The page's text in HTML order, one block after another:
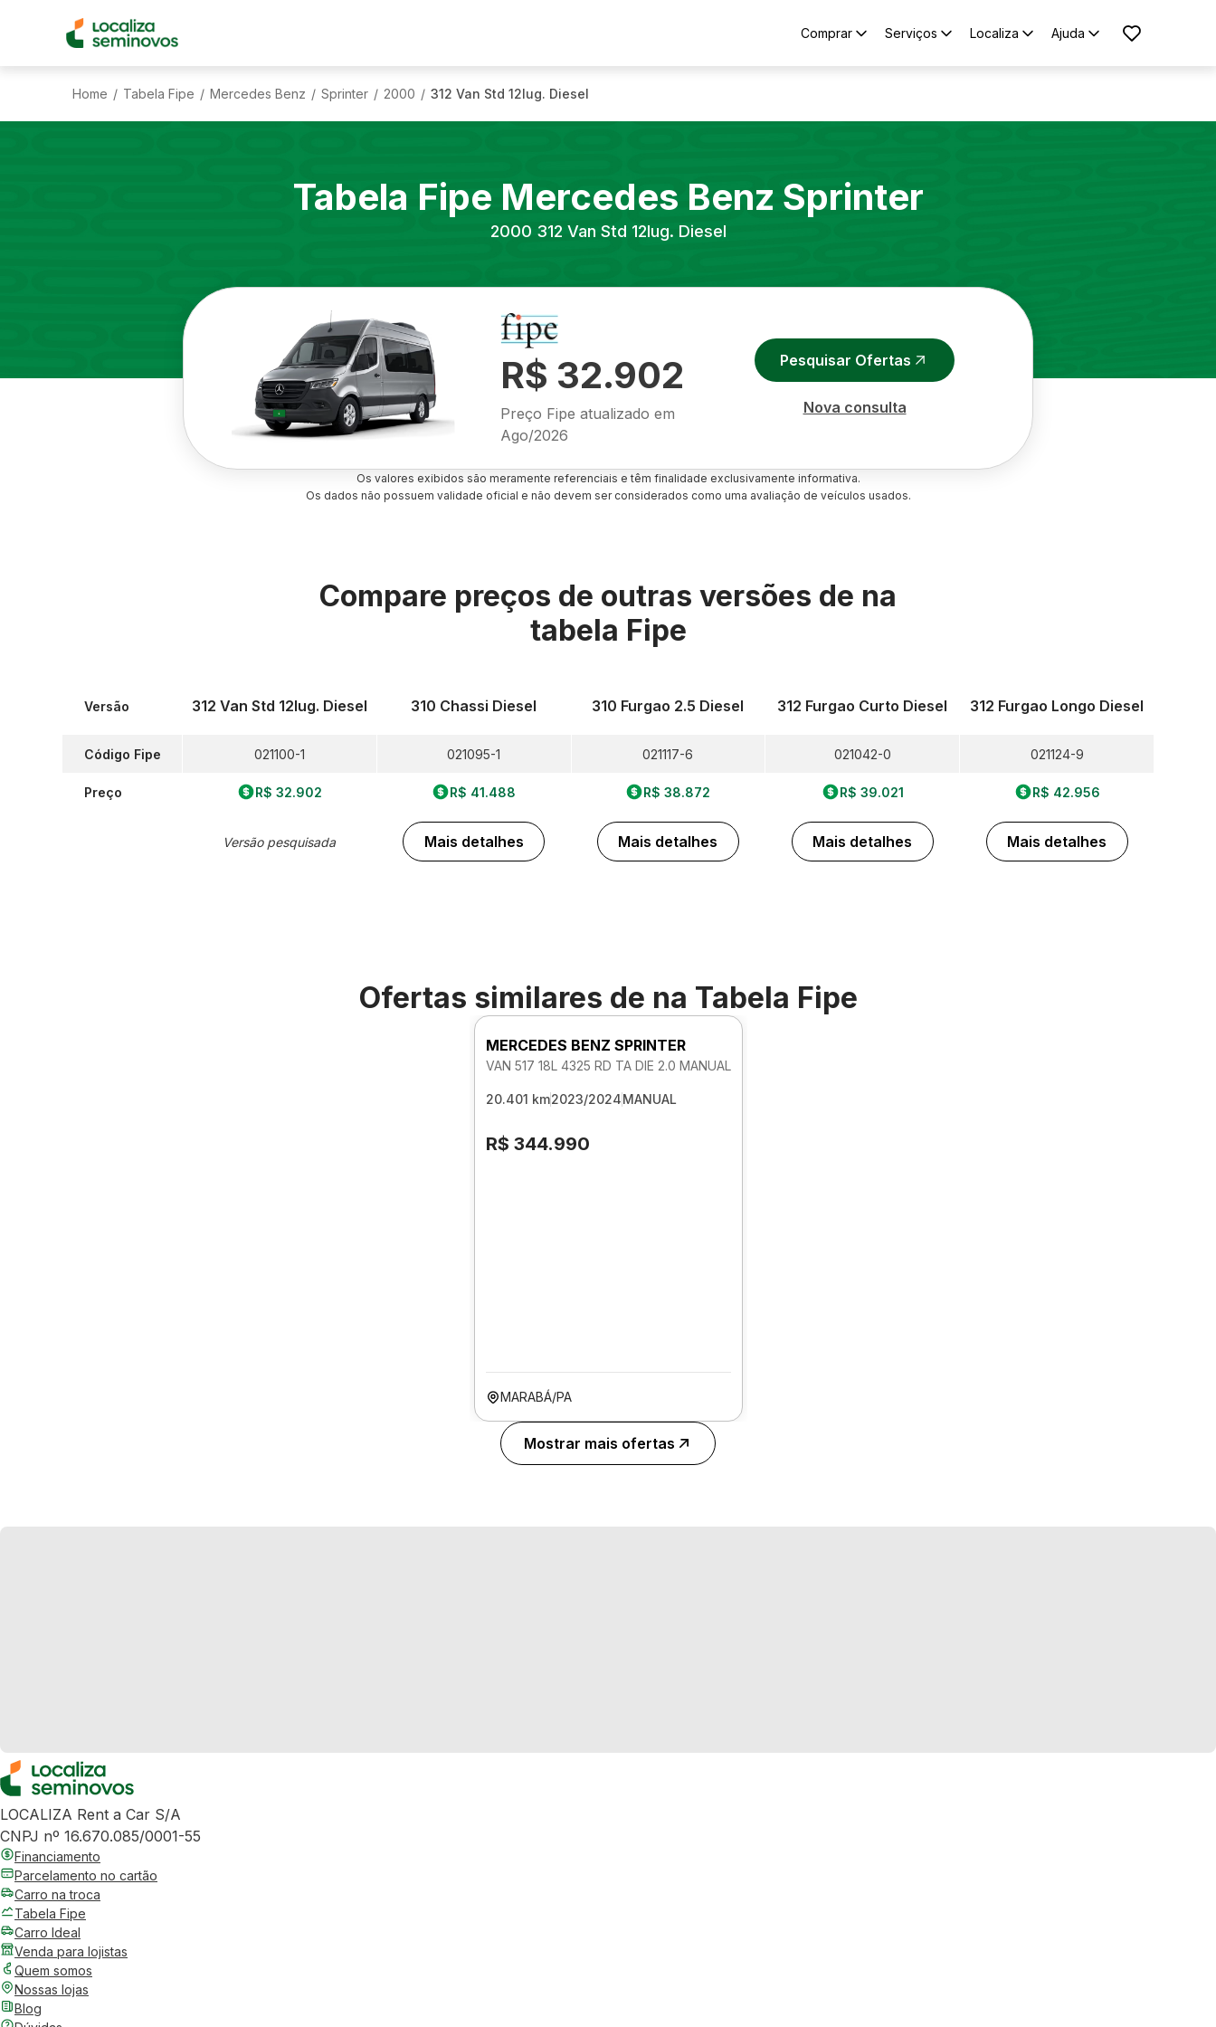
Comprar Serviços Localiza Ajuda
Home / Tabela Fipe / Mercedes Benz / Sprinter / 2000 / 312 Van Std 12lug. Diesel
Tabela Fipe Mercedes Benz Sprinter
2000 312 Van Std 12lug. Diesel
R$ 32.902
Preço Fipe atualizado em
Ago/2026
Pesquisar Ofertas
Nova consulta
Os valores exibidos são meramente referenciais e têm finalidade exclusivamente informativa.
Os dados não possuem validade oficial e não devem ser considerados como uma avaliação de veículos usados.
Compare preços de outras versões de na
tabela Fipe
Versão
Código Fipe
Preço
312 Van Std 12lug. Diesel
021100-1
R$ 32.902
Versão pesquisada
310 Chassi Diesel
021095-1
R$ 41.488
Mais detalhes
310 Furgao 2.5 Diesel
021117-6
R$ 38.872
Mais detalhes
312 Furgao Curto Diesel
021042-0
R$ 39.021
Mais detalhes
312 Furgao Longo Diesel
021124-9
R$ 42.956
Mais detalhes
Ofertas similares de na Tabela Fipe
MERCEDES BENZ SPRINTER
VAN 517 18L 4325 RD TA DIE 2.0 MANUAL
20.401 km2023/2024MANUAL
R$ 344.990
MARABÁ/PA
Mostrar mais ofertas
LOCALIZA Rent a Car S/A
CNPJ nº 16.670.085/0001-55
Financiamento
Parcelamento no cartão
Carro na troca
Tabela Fipe
Carro Ideal
Venda para lojistas
Quem somos
Nossas lojas
Blog